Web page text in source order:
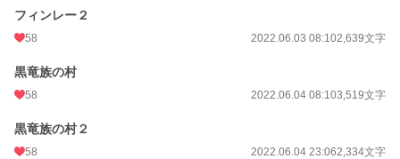
フィンレー２
58 2022.06.03 08:102,639文字
黒竜族の村
58 2022.06.04 08:103,519文字
黒竜族の村２
58 2022.06.04 23:062,334文字